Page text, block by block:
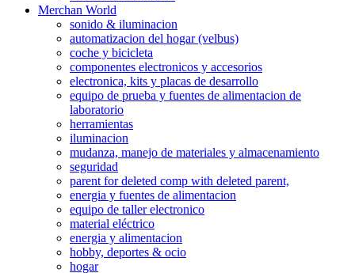
Merchan World
sonido & iluminacion
automatizacion del hogar (velbus)
coche y bicicleta
componentes electronicos y accesorios
electronica, kits y placas de desarrollo
equipo de prueba y fuentes de alimentacion de
laboratorio
herramientas
iluminacion
mudanza, manejo de materiales y almacenamiento
seguridad
parent for deleted comp with deleted parent,
energia y fuentes de alimentacion
equipo de taller electronico
material eléctrico
energia y alimentacion
hobby, deportes & ocio
hogar